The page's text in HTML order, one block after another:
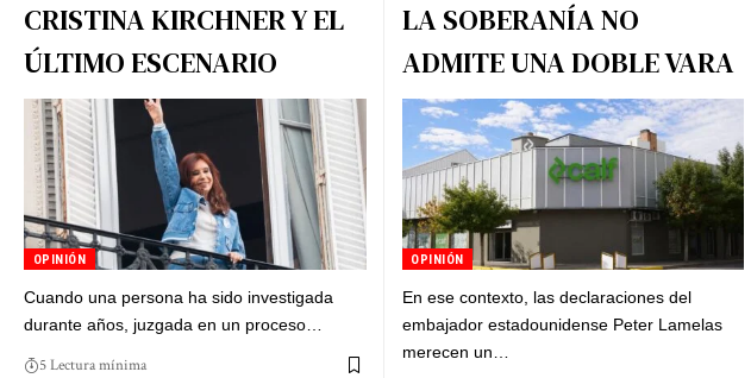
CRISTINA KIRCHNER Y EL
ÚLTIMO ESCENARIO
OPINIÓN
Cuando una persona ha sido investigada
durante años, juzgada en un proceso…
5 Lectura mínima
LA SOBERANÍA NO
ADMITE UNA DOBLE VARA
OPINIÓN
En ese contexto, las declaraciones del
embajador estadounidense Peter Lamelas
merecen un…